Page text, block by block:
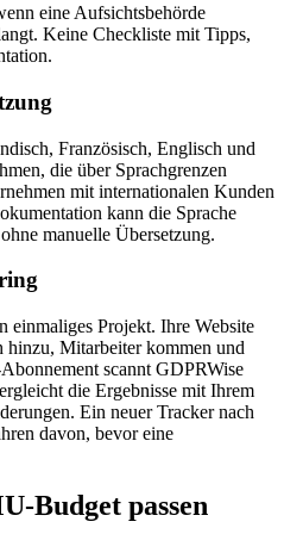
eine Aufsichtsbehörde
Keine Checkliste mit Tipps,
Französisch, Englisch und
die über Sprachgrenzen
mit internationalen Kunden
kann die Sprache
manuelle Übersetzung.
einmaliges Projekt. Ihre Website
hinzu, Mitarbeiter kommen und
scannt GDPRWise
die Ergebnisse mit Ihrem
Ein neuer Tracker nach
davon, bevor eine
Budget passen